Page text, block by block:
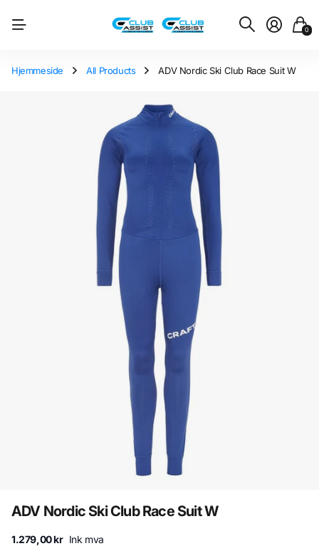
0
Hjemmeside All Products ADV Nordic Ski Club Race Suit W
ADV Nordic Ski Club Race Suit W
1.279,00 kr Ink mva